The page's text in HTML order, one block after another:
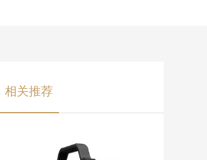
相关推荐